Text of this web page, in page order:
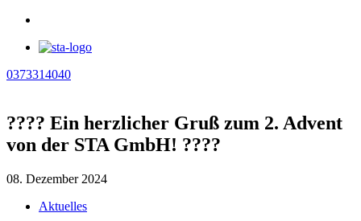
0373314040
???? Ein herzlicher Gruß zum 2. Advent
von der STA GmbH! ????
08. Dezember 2024
Aktuelles